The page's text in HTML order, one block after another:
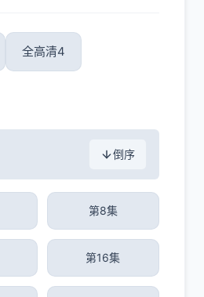
全高清4
倒序
第8集
第16集